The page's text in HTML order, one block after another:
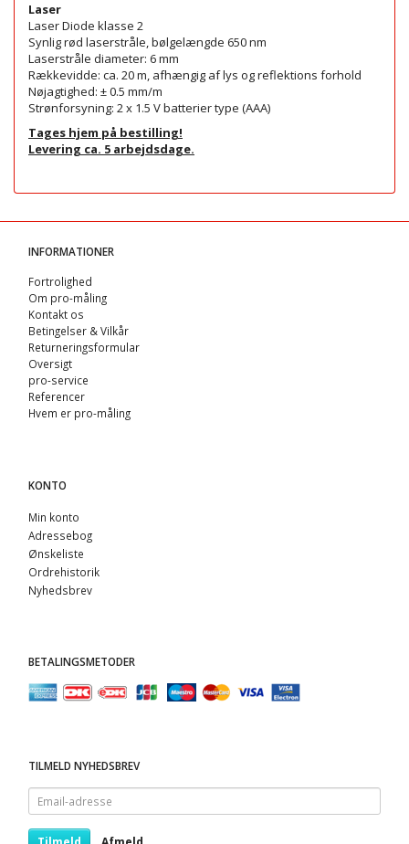
Laser
Laser Diode klasse 2
Synlig rød laserstråle, bølgelængde 650 nm
Laserstråle diameter: 6 mm
Rækkevidde: ca. 20 m, afhængig af lys og reflektions forhold
Nøjagtighed: ± 0.5 mm/m
Strønforsyning: 2 x 1.5 V batterier type (AAA)
Tages hjem på bestilling!
Levering ca. 5 arbejdsdage.
INFORMATIONER
Fortrolighed
Om pro-måling
Kontakt os
Betingelser & Vilkår
Returneringsformular
Oversigt
pro-service
Referencer
Hvem er pro-måling
KONTO
Min konto
Adressebog
Ønskeliste
Ordrehistorik
Nyhedsbrev
BETALINGSMETODER
TILMELD NYHEDSBREV
Email-
adresse